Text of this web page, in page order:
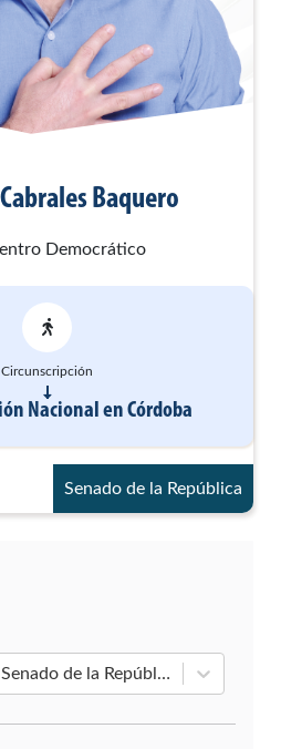
Cabrales Baquero
Democrático
Circunscripción
Nacional enCórdoba
Senado de la República
En 2022 - 2026 de Senado de la República